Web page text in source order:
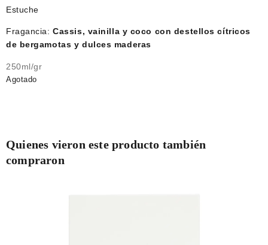
Estuche
Fragancia: Cassis, vainilla y coco con destellos cítricos
de bergamotas y dulces maderas
250ml/gr
Agotado
Quienes vieron este producto también
compraron